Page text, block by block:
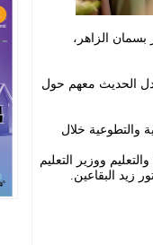
الزاهر،
الحديث معهم حول
والتطوعية خلال
ووزير التعليم
زيد البقاعين.